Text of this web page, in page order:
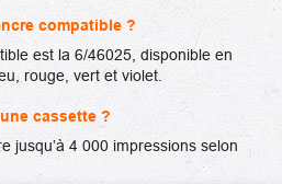
compatible ?
est la 6/46025, disponible en
rouge, vert et violet.
cassette ?
jusqu’à 4 000 impressions selon